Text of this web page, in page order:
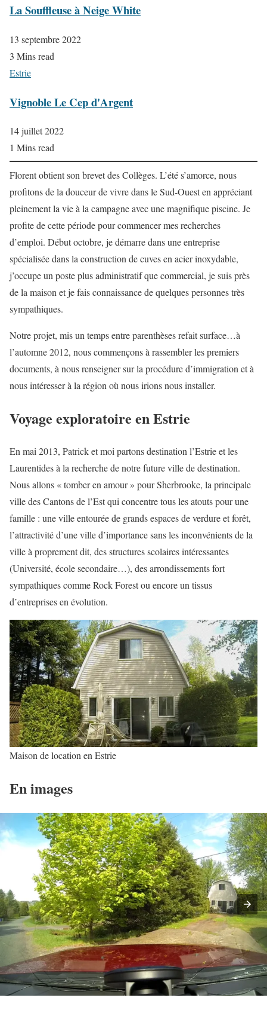
La Souffleuse à Neige White
13 septembre 2022
3 Mins read
Estrie
Vignoble Le Cep d'Argent
14 juillet 2022
1 Mins read
Florent obtient son brevet des Collèges. L’été s’amorce, nous
profitons de la douceur de vivre dans le Sud-Ouest en appréciant
pleinement la vie à la campagne avec une magnifique piscine. Je
profite de cette période pour commencer mes recherches
d’emploi. Début octobre, je démarre dans une entreprise
spécialisée dans la construction de cuves en acier inoxydable,
j’occupe un poste plus administratif que commercial, je suis près
de la maison et je fais connaissance de quelques personnes très
sympathiques.
Notre projet, mis un temps entre parenthèses refait surface…à
l’automne 2012, nous commençons à rassembler les premiers
documents, à nous renseigner sur la procédure d’immigration et à
nous intéresser à la région où nous irions nous installer.
Voyage exploratoire en Estrie
En mai 2013, Patrick et moi partons destination l’Estrie et les
Laurentides à la recherche de notre future ville de destination.
Nous allons « tomber en amour » pour Sherbrooke, la principale
ville des Cantons de l’Est qui concentre tous les atouts pour une
famille : une ville entourée de grands espaces de verdure et forêt,
l’attractivité d’une ville d’importance sans les inconvénients de la
ville à proprement dit, des structures scolaires intéressantes
(Université, école secondaire…), des arrondissements fort
sympathiques comme Rock Forest ou encore un tissus
d’entreprises en évolution.
Maison de location en Estrie
En images